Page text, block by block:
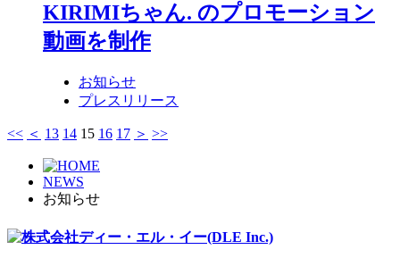
KIRIMIちゃん. のプロモーション
動画を制作
お知らせ
プレスリリース
<< ＜ 13 14 15 16 17 ＞ >>
NEWS
お知らせ